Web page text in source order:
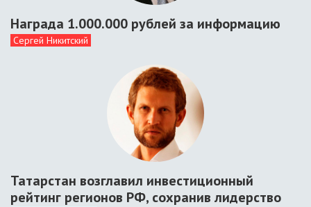
Награда 1.000.000 рублей за информацию
Сергей Никитский
Татарстан возглавил инвестиционный
рейтинг регионов РФ, сохранив лидерство